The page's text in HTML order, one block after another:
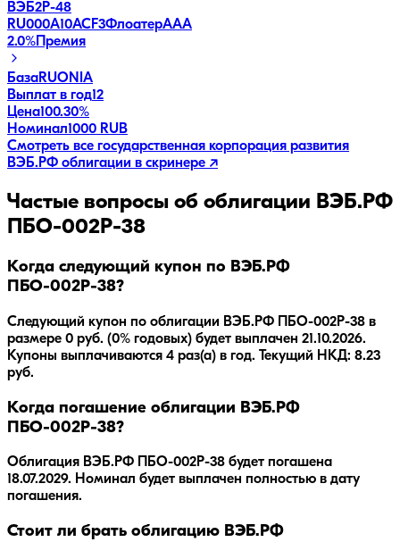
ВЭБ2Р-48
RU000A10ACF3ФлоатерAAA
2.0%Премия
БазаRUONIA
Выплат в год12
Цена100.30%
Номинал1000 RUB
Смотреть все государственная корпорация развития
ВЭБ.РФ облигации в скринере ↗
Частые вопросы об облигации ВЭБ.РФ
ПБО-002Р-38
Когда следующий купон по ВЭБ.РФ
ПБО-002Р-38?
Следующий купон по облигации ВЭБ.РФ ПБО-002Р-38 в
размере 0 руб. (0% годовых) будет выплачен 21.10.2026.
Купоны выплачиваются 4 раз(а) в год. Текущий НКД: 8.23
руб.
Когда погашение облигации ВЭБ.РФ
ПБО-002Р-38?
Облигация ВЭБ.РФ ПБО-002Р-38 будет погашена
18.07.2029. Номинал будет выплачен полностью в дату
погашения.
Стоит ли брать облигацию ВЭБ.РФ